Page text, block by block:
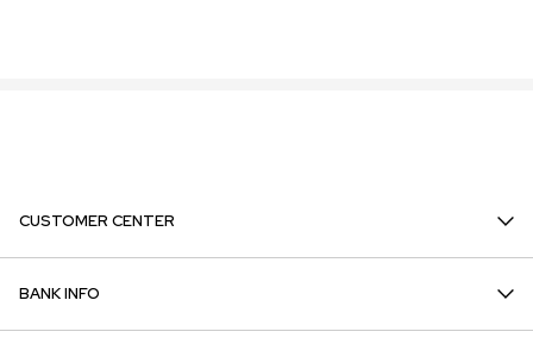
CUSTOMER CENTER
BANK INFO